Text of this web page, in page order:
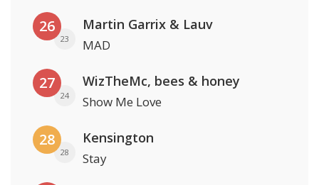
26
23
Martin Garrix & Lauv
MAD
27
24
WizTheMc, bees & honey
Show Me Love
28
28
Kensington
Stay